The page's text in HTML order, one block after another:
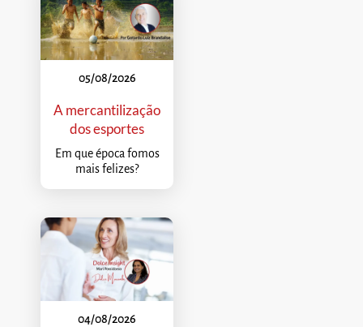
05/08/2026
A mercantilização
dos esportes
Em que época fomos
mais felizes?
04/08/2026